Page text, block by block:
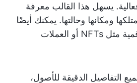
يسهل هذا القالب معرفة
ومكانها وحالتها. يمكنك أيضًا
تخصيصه للأصول الرقمية مثل NFTs أو العملات
التفاصيل الدقيقة للأصول،